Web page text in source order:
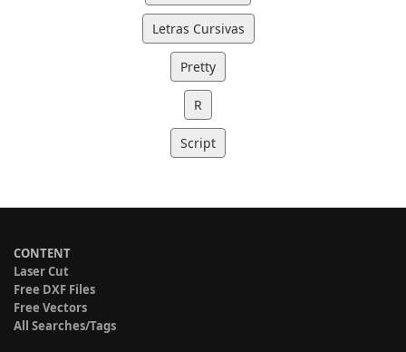
Letras Cursivas
Pretty
R
Script
CONTENT
Laser Cut
Free DXF Files
Free Vectors
All Searches/Tags